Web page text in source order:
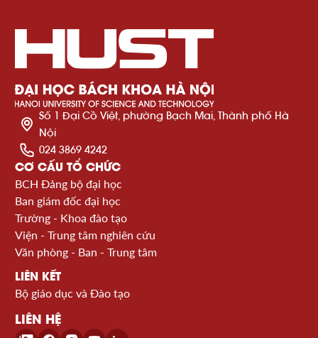
Số 1 Đại Cồ Việt, phường Bạch Mai, Thành phố Hà
Nội
024 3869 4242
CƠ CẤU TỔ CHỨC
BCH Đảng bộ đại học
Ban giám đốc đại học
Trường - Khoa đào tạo
Viện - Trung tâm nghiên cứu
Văn phòng - Ban - Trung tâm
LIÊN KẾT
Bộ giáo dục và Đào tạo
LIÊN HỆ